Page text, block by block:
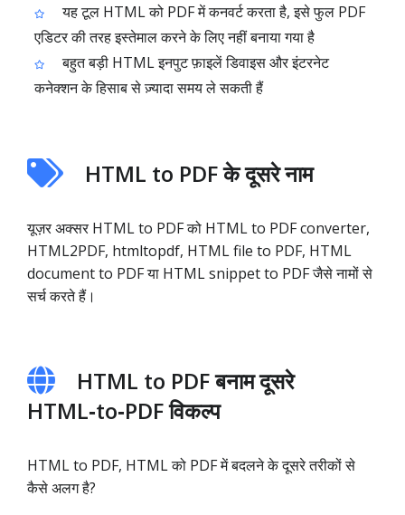
यह टूल HTML को PDF में कनवर्ट करता है, इसे फुल PDF
एडिटर की तरह इस्तेमाल करने के लिए नहीं बनाया गया है
बहुत बड़ी HTML इनपुट फ़ाइलें डिवाइस और इंटरनेट
कनेक्शन के हिसाब से ज़्यादा समय ले सकती हैं
HTML to PDF के दूसरे नाम
यूज़र अक्सर HTML to PDF को HTML to PDF converter,
HTML2PDF, htmltopdf, HTML file to PDF, HTML
document to PDF या HTML snippet to PDF जैसे नामों से
सर्च करते हैं।
HTML to PDF बनाम दूसरे
HTML‑to‑PDF विकल्प
HTML to PDF, HTML को PDF में बदलने के दूसरे तरीकों से
कैसे अलग है?